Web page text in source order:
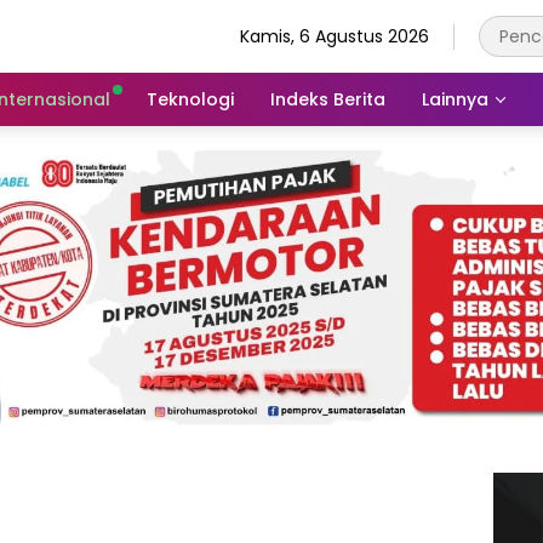
Kamis, 6 Agustus 2026
Teknologi Indeks Berita Lainnya